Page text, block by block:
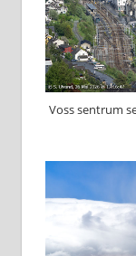
Voss sentrum